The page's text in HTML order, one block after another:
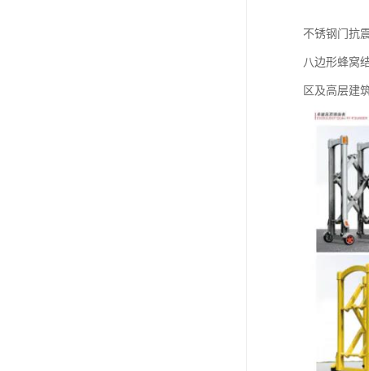
不锈钢门抗
八边形蜂窝
区及高层建